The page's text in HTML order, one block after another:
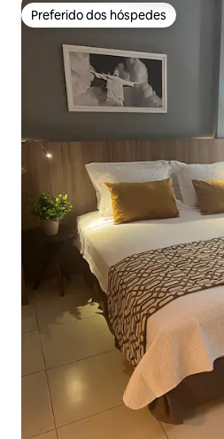
Preferido dos hóspedes
Preferido dos hóspedes